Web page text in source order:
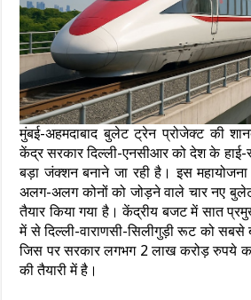
मुंबई-अहमदाबाद बुलेट ट्रेन प्रोजेक्ट की
केंद्र सरकार दिल्ली-एनसीआर को देश के
बड़ा जंक्शन बनाने जा रही है। इस
अलग-अलग कोनों को जोड़ने वाले चार नए
तैयार किया गया है। केंद्रीय बजट में सात
में से दिल्ली-वाराणसी-सिलीगुड़ी रूट को सबसे
जिस पर सरकार लगभग 2 लाख करोड़ रुपये
की तैयारी में है।